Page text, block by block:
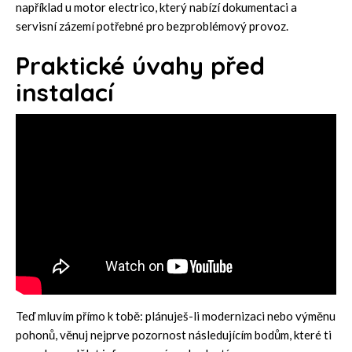
například umotor electrico , který nabízí dokumentaci a
servisní zázemí potřebné pro bezproblémový provoz.
Praktické úvahy před
instalací
Teď mluvím přímo k tobě: plánuješ-li modernizaci nebo výměnu
pohonů, věnuj nejprve pozornost následujícím bodům, které ti